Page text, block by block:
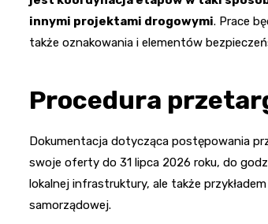
innymi projektami drogowymi. Prace
także oznakowania i elementów
Procedura
Dokumentacja dotycząca postępowania
swoje oferty do 31 lipca 2026 roku, do
lokalnej infrastruktury, ale także
samorządowej.